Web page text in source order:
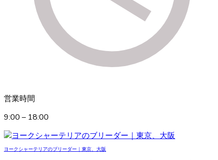
営業時間
9:00 – 18:00
ヨークシャーテリアのブリーダー｜東京、大阪